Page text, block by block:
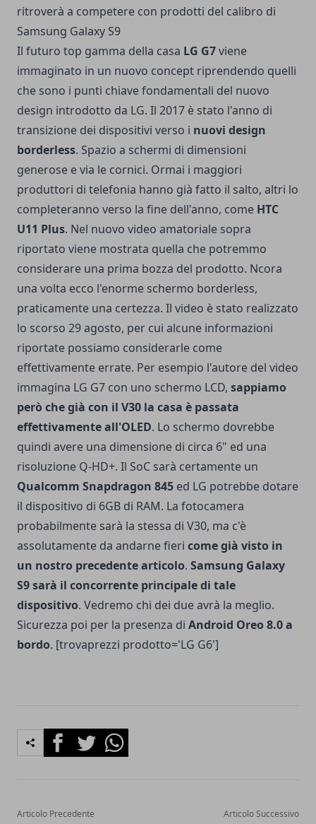
ritroverà a competere con prodotti del calibro di
Samsung Galaxy S9
Il futuro top gamma della casa LG G7viene
immaginato in un nuovo concept riprendendo quelli
che sono i punti chiave fondamentali del nuovo
design introdotto da LG. Il 2017 è stato l'anno di
transizione dei dispositivi verso i nuovi design
borderless. Spazio a schermi di dimensioni
generose e via le cornici. Ormai i maggiori
produttori di telefonia hanno già fatto il salto, altri lo
completeranno verso la fine dell'anno, come HTC
U11 Plus. Nel nuovo video amatoriale sopra
riportato viene mostrata quella che potremmo
considerare una prima bozza del prodotto. Ncora
una volta ecco l'enorme schermo borderless,
praticamente una certezza. Il video è stato realizzato
lo scorso 29 agosto, per cui alcune informazioni
riportate possiamo considerarle come
effettivamente errate. Per esempio l'autore del video
immagina LG G7 con uno schermo LCD, sappiamo
però che già con il V30 la casa è passata
effettivamente all'OLED. Lo schermo dovrebbe
quindi avere una dimensione di circa 6" ed una
risoluzione Q-HD+. Il SoC sarà certamente un
Qualcomm Snapdragon 845 ed LG potrebbe dotare
il dispositivo di 6GB di RAM. La fotocamera
probabilmente sarà la stessa di V30, ma c'è
assolutamente da andarne fieri come già visto in
un nostro precedente articolo. Samsung Galaxy
S9sarà il concorrente principale di tale
dispositivo. Vedremo chi dei due avrà la meglio.
Sicurezza poi per la presenza di Android Oreo 8.0a
bordo. [trovaprezzi prodotto='LG G6']
FacebookTwitterWhatsapp
Articolo Precedente Articolo Successivo